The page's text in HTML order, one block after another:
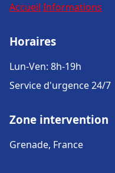
Accueil Informations
Horaires
Lun-Ven: 8h-19h
Service d'urgence 24/7
Zone intervention
Grenade, France